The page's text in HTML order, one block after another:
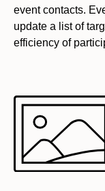
event contacts.
update a list of
efficiency of